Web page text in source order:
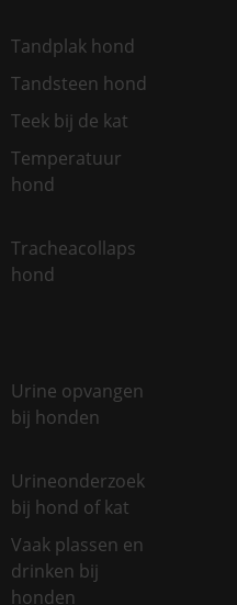
Tandplak hond
Tandsteen hond
Teek bij de kat
Temperatuur
hond
Tracheacollaps
hond
Urine opvangen
bij honden
Urineonderzoek
bij hond of kat
Vaak plassen en
drinken bij
honden